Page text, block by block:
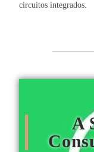
circuitos integrados.
A